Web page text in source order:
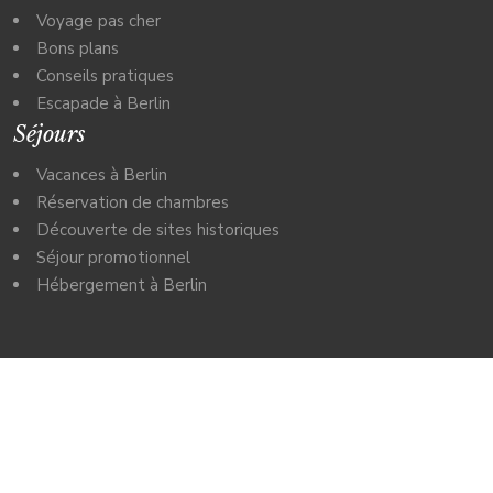
Voyage pas cher
Bons plans
Conseils pratiques
Escapade à Berlin
Séjours
Vacances à Berlin
Réservation de chambres
Découverte de sites historiques
Séjour promotionnel
Hébergement à Berlin